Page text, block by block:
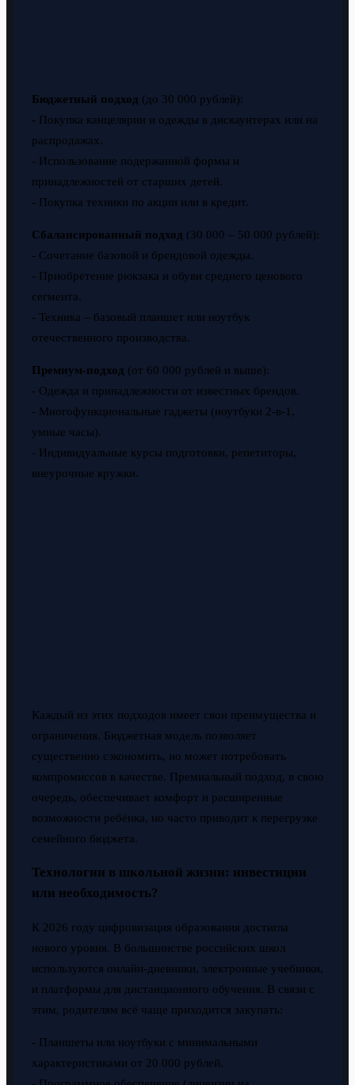
Бюджетный подход (до 30 000 рублей):
- Покупка канцелярии и одежды в дискаунтерах или на
распродажах.
- Использование подержанной формы и
принадлежностей от старших детей.
- Покупка техники по акции или в кредит.
Сбалансированный подход (30 000 – 50 000 рублей):
- Сочетание базовой и брендовой одежды.
- Приобретение рюкзака и обуви среднего ценового
сегмента.
- Техника – базовый планшет или ноутбук
отечественного производства.
Премиум-подход (от 60 000 рублей и выше):
- Одежда и принадлежности от известных брендов.
- Многофункциональные гаджеты (ноутбуки 2-в-1,
умные часы).
- Индивидуальные курсы подготовки, репетиторы,
внеурочные кружки.
Каждый из этих подходов имеет свои преимущества и
ограничения. Бюджетная модель позволяет
существенно сэкономить, но может потребовать
компромиссов в качестве. Премиальный подход, в свою
очередь, обеспечивает комфорт и расширенные
возможности ребёнка, но часто приводит к перегрузке
семейного бюджета.
Технологии в школьной жизни: инвестиции
или необходимость?
К 2026 году цифровизация образования достигла
нового уровня. В большинстве российских школ
используются онлайн-дневники, электронные учебники,
и платформы для дистанционного обучения. В связи с
этим, родителям всё чаще приходится закупать:
- Планшеты или ноутбуки с минимальными
характеристиками от 20 000 рублей.